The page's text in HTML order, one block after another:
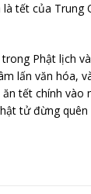
tết của Trung
Phật lịch
lấn văn hóa,
tết chính vào
tử đừng